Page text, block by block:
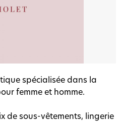
spécialisée dans la
femme et homme.
de sous-vêtements, lingerie